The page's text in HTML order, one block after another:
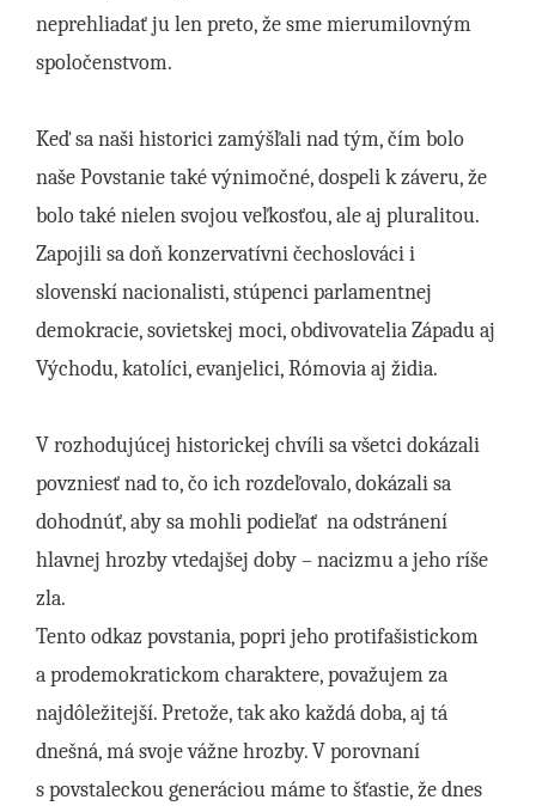
neprehliadať ju len preto, že sme mierumilovným
spoločenstvom.
Keď sa naši historici zamýšľali nad tým, čím bolo
naše Povstanie také výnimočné, dospeli k záveru, že
bolo také nielen svojou veľkosťou, ale aj pluralitou.
Zapojili sa doň konzervatívni čechoslováci i
slovenskí nacionalisti, stúpenci parlamentnej
demokracie, sovietskej moci, obdivovatelia Západu aj
Východu, katolíci, evanjelici, Rómovia aj židia.
V rozhodujúcej historickej chvíli sa všetci dokázali
povzniesť nad to, čo ich rozdeľovalo, dokázali sa
dohodnúť, aby sa mohli podieľať na odstránení
hlavnej hrozby vtedajšej doby – nacizmu a jeho ríše
zla.
Tento odkaz povstania, popri jeho protifašistickom
a prodemokratickom charaktere, považujem za
najdôležitejší. Pretože, tak ako každá doba, aj tá
dnešná, má svoje vážne hrozby. V porovnaní
s povstaleckou generáciou máme to šťastie, že dnes